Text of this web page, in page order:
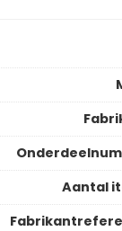
Aantal